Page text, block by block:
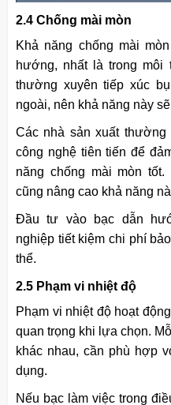
2.4 Chống mài mòn
Khả năng chống mài
hướng, nhất là trong môi
thường xuyên tiếp xúc
ngoài, nên khả năng này
Các nhà sản xuất
công nghệ tiên tiến để
năng chống mài mòn
cũng nâng cao khả năng
Đầu tư vào bạc dẫn
nghiệp tiết kiệm chi phí
thể.
2.5 Phạm vi nhiệt độ
Phạm vi nhiệt độ hoạt
quan trọng khi lựa chọn.
khác nhau, cần phù hợp
dụng.
Nếu bạc làm việc trong